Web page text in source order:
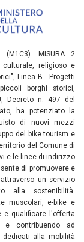
(M1C3). MISURA 2
religioso e
Linea B - Progetti
borghi storici,
Decreto n. 497 del
ha potenziato la
di nuovi mezzi
del bike tourism e
del Comune di
e le linee di indirizzo
di promuovere e
un servizio
alla sostenibilità.
muscolari, e-bike e
e qualificare l'offerta
contribuendo ad
alla mobilità